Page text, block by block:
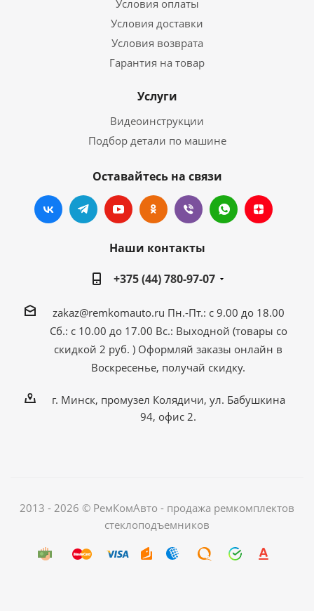
Условия оплаты
Условия доставки
Условия возврата
Гарантия на товар
Услуги
Видеоинструкции
Подбор детали по машине
Оставайтесь на связи
Наши контакты
+375 (44) 780-97-07
zakaz@remkomauto.ru Пн.-Пт.: с 9.00 до 18.00
Сб.: с 10.00 до 17.00 Вс.: Выходной (товары со
скидкой 2 руб. ) Оформляй заказы онлайн в
Воскресенье, получай скидку.
г. Минск, промузел Колядичи, ул. Бабушкина
94, офис 2.
2013 - 2026 © РемКомАвто - продажа ремкомплектов
стеклоподъемников